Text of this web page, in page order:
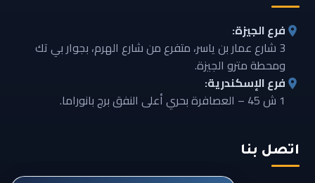
فرع الجيزة:
3 شارع عمار بن ياسر، متفرع من شارع الهرم، بجوار بي تك
ومحطة مترو الجيزة.
فرع الإسكندرية:
1 ش 45 – العصافرة بحري أعلى النفق برج بانوراما.
اتصل بنا